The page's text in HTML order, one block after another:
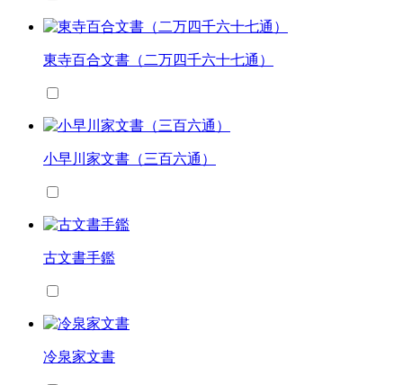
東寺百合文書（二万四千六十七通）
小早川家文書（三百六通）
古文書手鑑
冷泉家文書